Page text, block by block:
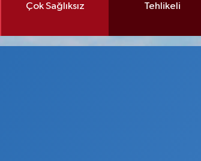
Çok Sağlıksız Tehlikeli